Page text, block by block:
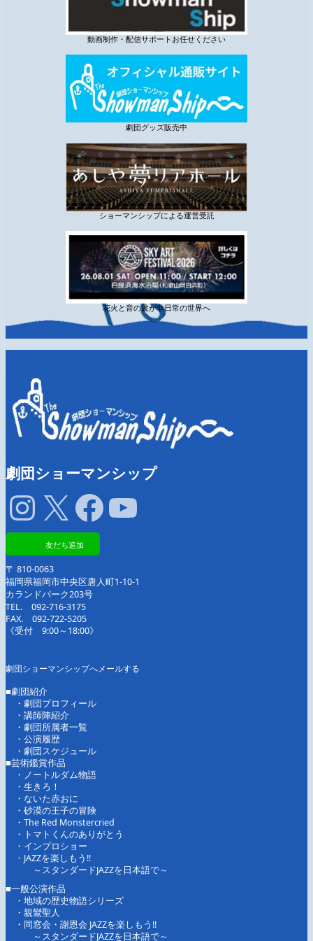
動画制作・配信サポートお任せください
劇団グッズ販売中
ショーマンシップによる運営受託
花火と音の波が非日常の世界へ
劇団ショーマンシップ
Instagram X Facebook YouTube
友だち追加
〒 810-0063
福岡県福岡市中央区唐人町1-10-1
カランドパーク203号
TEL. 092-716-3175
FAX. 092-722-5205
《受付 9:00～18:00》
劇団ショーマンシップへメールする
■劇団紹介
・ 劇団プロフィール
・ 講師陣紹介
・ 劇団所属者一覧
・ 公演履歴
・ 劇団スケジュール
■芸術鑑賞作品
・ ノートルダム物語
・ 生きろ！
・ ないた赤おに
・ 砂漠の王子の冒険
・ The Red Monstercried
・ トマトくんのありがとう
・ インプロショー
・ JAZZを楽しもう!!
～スタンダードJAZZを日本語で～
■一般公演作品
・ 地域の歴史物語シリーズ
・ 親鸞聖人
・ 同窓会・謝恩会 JAZZを楽しもう!!
～スタンダードJAZZを日本語で～